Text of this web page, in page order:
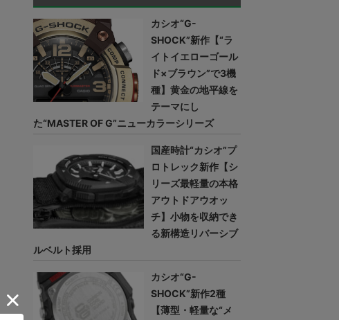
カシオ“G-
SHOCK”新作【“ラ
イトイエローゴール
ド×ブラウン”で3機
種】黄金の地平線を
テーマにし
た“MASTER OF G”ニューカラーシリーズ
国産時計“カシオ”プ
ロトレック新作【シ
リーズ最軽量の本格
アウトドアウオッ
チ】小物を収納でき
る新構造リバーシブ
ルベルト採用
カシオ“G-
SHOCK”新作2種
【薄型・軽量な“メ